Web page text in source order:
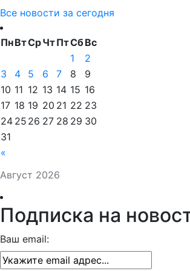
Все новости за сегодня
Август 2026
ПнВтСрЧтПтСбВс
«
1
2
3
4 5 6 7 8
9
10 11 12 13 14 15 16
17 18 19 20 21 22 23
24 25 26 27 28 29 30
31
Подписка на
Ваш email: